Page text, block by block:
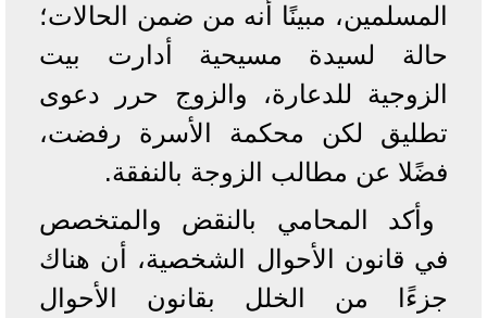
المسلمين، مبينًا أنه من ضمن الحالات؛
حالة لسيدة مسيحية أدارت بيت
الزوجية للدعارة، والزوج حرر دعوى
تطليق لكن محكمة الأسرة رفضت،
فضًلا عن مطالب الزوجة بالنفقة.
وأكد المحامي بالنقض والمتخصص
في قانون الأحوال الشخصية، أن هناك
جزءًا من الخلل بقانون الأحوال